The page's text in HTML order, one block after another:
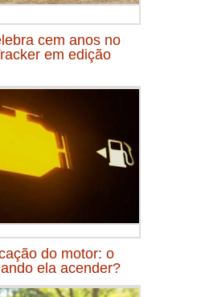
cem anos no
em edição
do motor: o
ela acender?